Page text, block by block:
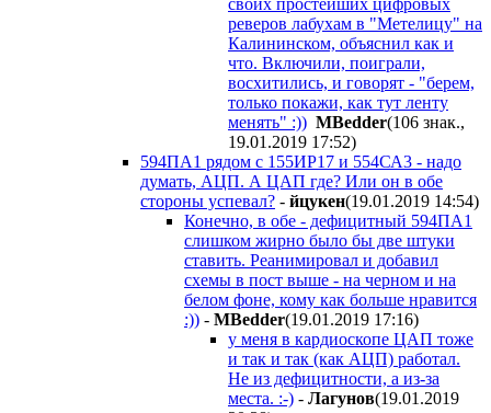
реверов лабухам в "Метелицу" на
Калининском, объяснил как и
что. Включили, поиграли,
восхитились, и говорят - "берем,
только покажи, как тут ленту
менять" :)) MBedder(106 знак.,
19.01.2019 17:52)
594ПА1 рядом с 155ИР17 и 554СА3 - надо
думать, АЦП. А ЦАП где? Или он в обе
стороны успевал? - йцукен(19.01.2019 14:54)
Конечно, в обе - дефицитный 594ПА1
слишком жирно было бы две штуки
ставить. Реанимировал и добавил
схемы в пост выше - на черном и на
белом фоне, кому как больше нравится
:)) - MBedder(19.01.2019 17:16)
у меня в кардиоскопе ЦАП тоже
и так и так (как АЦП) работал.
Не из дефицитности, а из-за
места. :-) - Лагунов(19.01.2019